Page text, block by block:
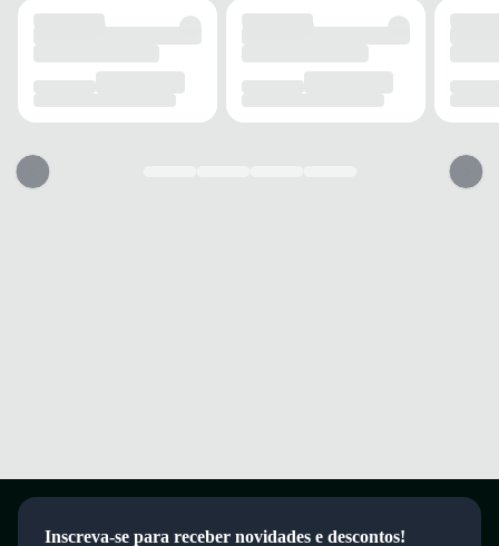
Inscreva-se para receber novidades e descontos!